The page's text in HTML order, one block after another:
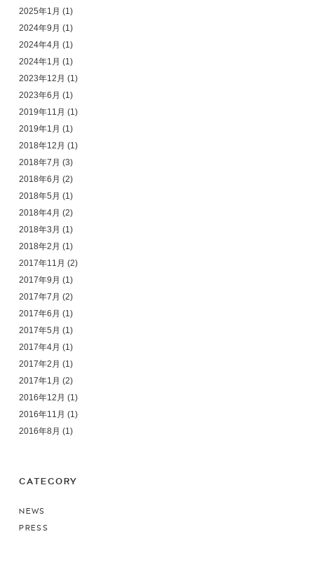
2025年1月 (1)
2024年9月 (1)
2024年4月 (1)
2024年1月 (1)
2023年12月 (1)
2023年6月 (1)
2019年11月 (1)
2019年1月 (1)
2018年12月 (1)
2018年7月 (3)
2018年6月 (2)
2018年5月 (1)
2018年4月 (2)
2018年3月 (1)
2018年2月 (1)
2017年11月 (2)
2017年9月 (1)
2017年7月 (2)
2017年6月 (1)
2017年5月 (1)
2017年4月 (1)
2017年2月 (1)
2017年1月 (2)
2016年12月 (1)
2016年11月 (1)
2016年8月 (1)
CATEGORY
NEWS
PRESS